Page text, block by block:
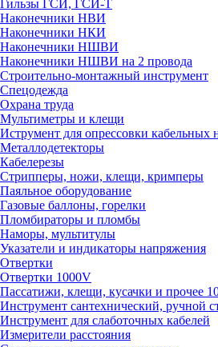
Гильзы ГСИ, ГСИ-Т
Наконечники НВИ
Наконечники НКИ
Наконечники НШВИ
Наконечники НШВИ на 2 провода
Строительно-монтажный инструмент
Спецодежда
Охрана труда
Мультиметры и клещи
Иструмент для опрессовки кабельных
Металлодетекторы
Кабелерезы
Стрипперы, ножи, клещи, кримперы
Паяльное оборудование
Газовые баллоны, горелки
Пломбираторы и пломбы
Наморы, мультитулы
Указатели и индикаторы напряжения
Отвертки
Отвертки 1000V
Пассатижи, клещи, кусачки и прочее
Инструмент сантехнический, ручной
Инструмент для слаботочных кабелей
Измерители расстояния